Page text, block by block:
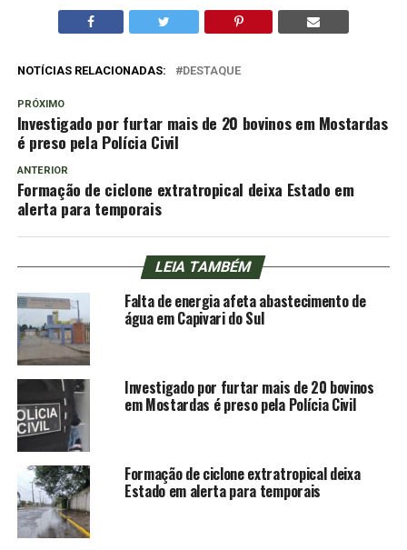
NOTÍCIAS RELACIONADAS: DESTAQUE
PRÓXIMO
Investigado por furtar mais de 20 bovinos em Mostardas
é preso pela Polícia Civil
ANTERIOR
Formação de ciclone extratropical deixa Estado em
alerta para temporais
LEIA TAMBÉM
Falta de energia afeta abastecimento de
água em Capivari do Sul
Investigado por furtar mais de 20 bovinos
em Mostardas é preso pela Polícia Civil
Formação de ciclone extratropical deixa
Estado em alerta para temporais